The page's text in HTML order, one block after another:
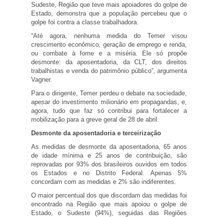
Sudeste, Região que teve mais apoiadores do golpe de
Estado, demonstra que a população percebeu que o
golpe foi contra a classe trabalhadora.
“Até agora, nenhuma medida do Temer visou
crescimento econômico, geração de emprego e renda,
ou combate à fome e a miséria. Ele só propõe
desmonte: da aposentadoria, da CLT, dos direitos
trabalhistas e venda do patrimônio público”, argumenta
Vagner.
Para o dirigente, Temer perdeu o debate na sociedade,
apesar do investimento milionário em propagandas, e,
agora, tudo que faz só contribui para fortalecer a
mobilização para a greve geral de 28 de abril.
Desmonte da aposentadoria e terceirização
As medidas de desmonte da aposentadoria, 65 anos
de idade mínima e 25 anos de contribuição, são
reprovadas por 93% dos brasileiros ouvidos em todos
os Estados e no Distrito Federal. Apenas 5%
concordam com as medidas e 2% são indiferentes.
O maior percentual dos que discordam das medidas foi
encontrado na Região que mais apoiou o golpe de
Estado, o Sudeste (94%), seguidas das Regiões